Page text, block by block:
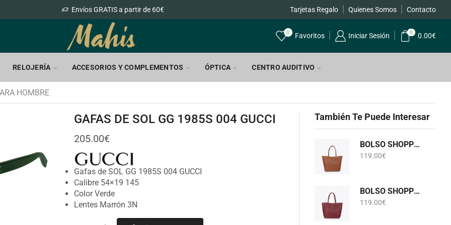
Envíos GRATIS a partir de 60€ Tarjetas Regalo Quienes Somos Contacto
0 Favoritos Iniciar Sesión 0 0.00€
RELOJERÍA ACCESORIOS Y COMPLEMENTOS ÓPTICA CENTRO AUDITIVO
HOMBRE
GAFAS DE SOL GG 1985S 004 GUCCI
205.00€
Gafas de SOL GG 1985S 004 GUCCI
Calibre 54×19 145
Color Verde
Lentes Marrón 3N
También Te Puede Interesar
BOLSO SHOPPER MONOGRAMA CAMEL LOLA CASADEMUNT LF2604075
119.00€
BOLSO SHOPPER MONOGRAMA BURDEOS LOLA CASADEMUNT LF2604075
119.00€